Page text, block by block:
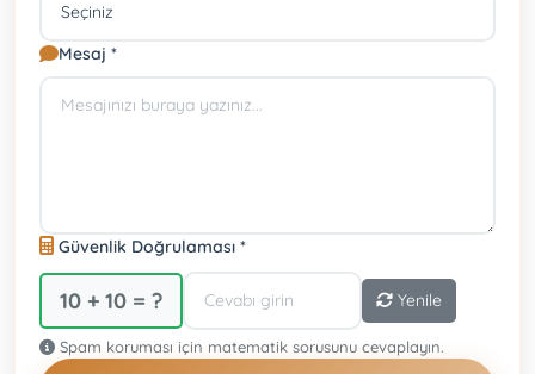
Mesaj *
Güvenlik Doğrulaması *
10 + 10 = ? Yenile
Spam koruması için matematik sorusunu cevaplayın.